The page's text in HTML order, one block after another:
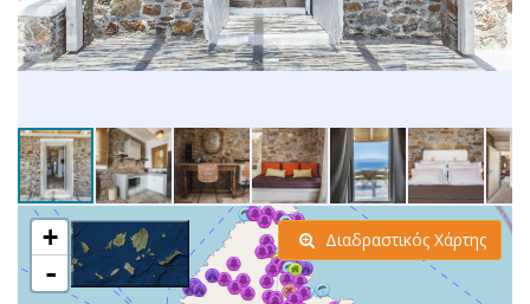
+
-
Διαδραστικός Χάρτης